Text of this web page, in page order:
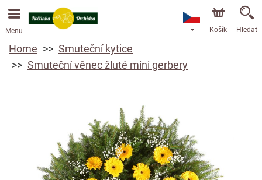
Menu Košík Hledat
Home
Smuteční kytice
Smuteční věnec žluté mini gerbery